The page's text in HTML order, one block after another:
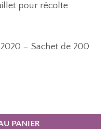
pour récolte
– Sachet de 200
PANIER